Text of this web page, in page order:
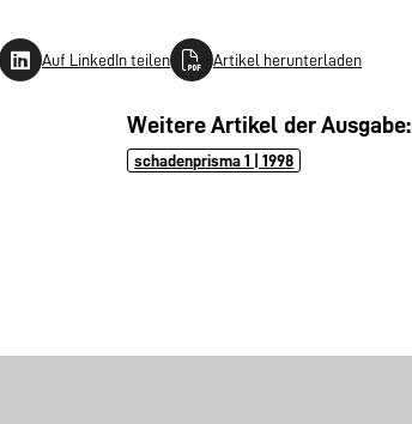
Auf LinkedIn teilen Artikel herunterladen
Weitere Artikel der Ausgabe:
schadenprisma 1 | 1998